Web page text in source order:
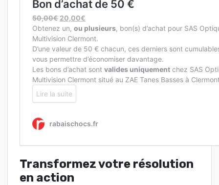
Transformez votre résolution
en action